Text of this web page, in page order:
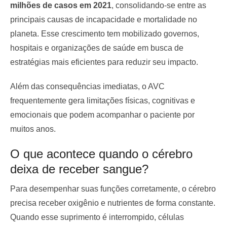
milhões de casos em 2021, consolidando-se entre as
principais causas de incapacidade e mortalidade no
planeta. Esse crescimento tem mobilizado governos,
hospitais e organizações de saúde em busca de
estratégias mais eficientes para reduzir seu impacto.
Além das consequências imediatas, o AVC
frequentemente gera limitações físicas, cognitivas e
emocionais que podem acompanhar o paciente por
muitos anos.
O que acontece quando o cérebro
deixa de receber sangue?
Para desempenhar suas funções corretamente, o cérebro
precisa receber oxigênio e nutrientes de forma constante.
Quando esse suprimento é interrompido, células